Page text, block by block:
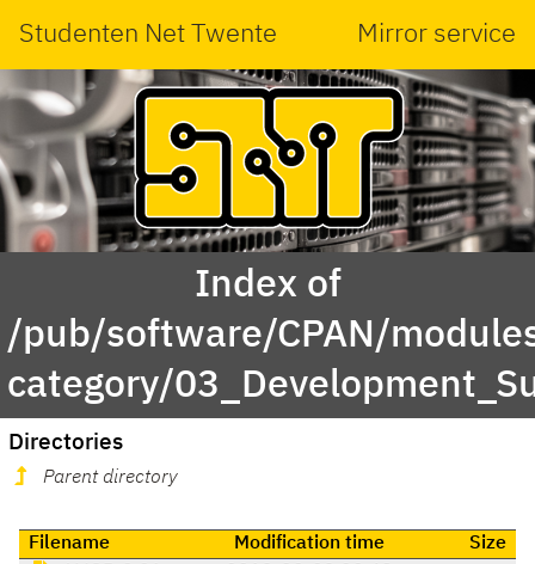
Studenten Net Twente Mirror service
Index of
/pub/software/CPAN/
category/
Directories
Parent directory
Filename Modification time
Size